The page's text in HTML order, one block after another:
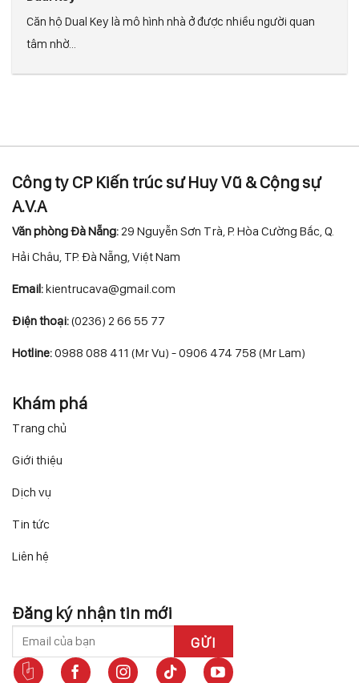
Căn hộ Dual Key là mô hình nhà ở được nhiều người quan
tâm nhờ...
Công ty CP Kiến trúc sư Huy Vũ & Cộng sự
A.V.A
Văn phòng Đà Nẵng: 29 Nguyễn Sơn Trà, P. Hòa Cường Bắc, Q.
Hải Châu, TP. Đà Nẵng, Việt Nam
Email:kientrucava@gmail.com
Điện thoại:(0236) 2 66 55 77
Hotline:0988 088 411 (Mr Vu) - 0906 474 758 (Mr Lam)
Khám phá
Trang chủ
Giới thiệu
Dịch vụ
Tin tức
Liên hệ
Đăng ký nhận tin mới